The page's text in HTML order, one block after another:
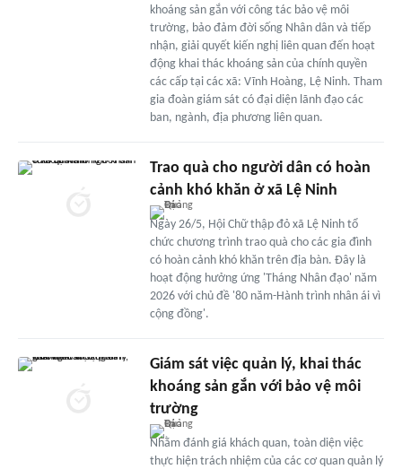
khoáng sản gắn với công tác bảo vệ môi
trường, bảo đảm đời sống Nhân dân và tiếp
nhận, giải quyết kiến nghị liên quan đến hoạt
động khai thác khoáng sản của chính quyền
các cấp tại các xã: Vĩnh Hoàng, Lệ Ninh. Tham
gia đoàn giám sát có đại diện lãnh đạo các
ban, ngành, địa phương liên quan.
Trao quà cho người dân có hoàn
cảnh khó khăn ở xã Lệ Ninh
Ngày 26/5, Hội Chữ thập đỏ xã Lệ Ninh tổ
chức chương trình trao quà cho các gia đình
có hoàn cảnh khó khăn trên địa bàn. Đây là
hoạt động hưởng ứng 'Tháng Nhân đạo' năm
2026 với chủ đề '80 năm-Hành trình nhân ái vì
cộng đồng'.
Giám sát việc quản lý, khai thác
khoáng sản gắn với bảo vệ môi
trường
Nhằm đánh giá khách quan, toàn diện việc
thực hiện trách nhiệm của các cơ quan quản lý